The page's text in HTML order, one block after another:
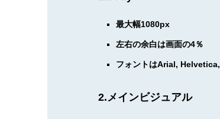
最大幅1080px
左右の余白は画面の4％
フォントはArial,
2.メインビジュアル